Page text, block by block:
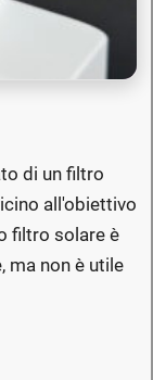
di un filtro
all'obiettivo
filtro solare è
ma non è utile